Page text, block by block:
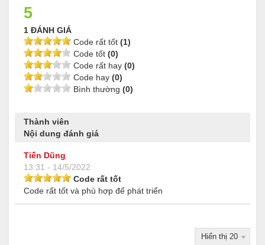
5
1 ĐÁNH GIÁ
Code rất tốt (1)
Code tốt (0)
Code rất hay (0)
Code hay (0)
Bình thường (0)
Thành viên
Nội dung đánh giá
Tiến Dũng
13:31 - 14/5/2022
Code rất tốt
Code rất tốt và phù hợp để phát triển